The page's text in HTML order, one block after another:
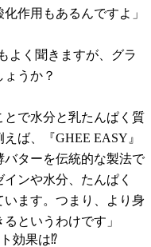
作用もあるんですよ」
よく聞きますが、グラ
うか？
とで水分と乳たんぱく質
ば、『GHEE EASY』
ターを伝統的な製法で
ンや水分、たんぱく
ます。つまり、より身
というわけです」
効果は⁉